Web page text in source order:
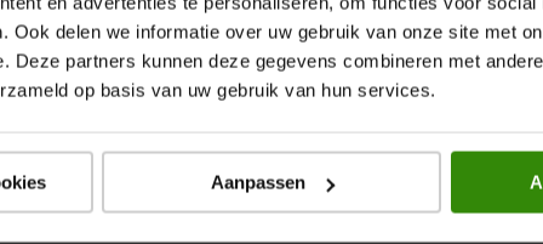
Ook delen we informatie over uw gebruik van onze site met
Deze partners kunnen deze gegevens combineren met
op basis van uw gebruik van hun services.
Aanpassen
kunt verwachten,
je in deze review!
aardappelrozetten.Lees
Bekijk nog meer Blogs & Reviews